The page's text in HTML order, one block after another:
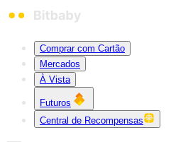
Comprar com Cartão
Mercados
À Vista
Futuros
Central de Recompensas